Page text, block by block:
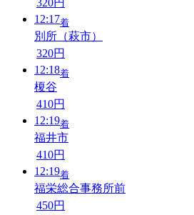
12:17着
別所（萩市）
320円
12:18着
榎谷
410円
12:19着
福井市
410円
12:19着
福栄総合事務所前
450円